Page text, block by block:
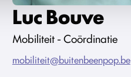
Luc Bouve
Mobiliteit - Coördinatie
mobiliteit@buitenbeenpop.be